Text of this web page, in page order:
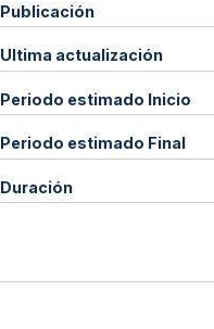
Publicación
Ultima actualización
Periodo estimado Inicio
Periodo estimado Final
Duración